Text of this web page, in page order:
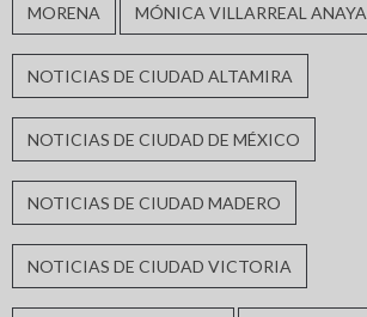
MORENA MÓNICA VILLARREAL ANAYA
NOTICIAS DE CIUDAD ALTAMIRA
NOTICIAS DE CIUDAD DE MÉXICO
NOTICIAS DE CIUDAD MADERO
NOTICIAS DE CIUDAD VICTORIA